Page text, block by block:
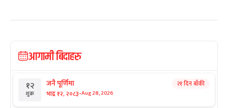
आगामी बिदाहरु
१२
शुक्र
जनै पूर्णिमा
भाद्र १२, २०८३-Aug 28, 2026
२१ दिन बाँकी